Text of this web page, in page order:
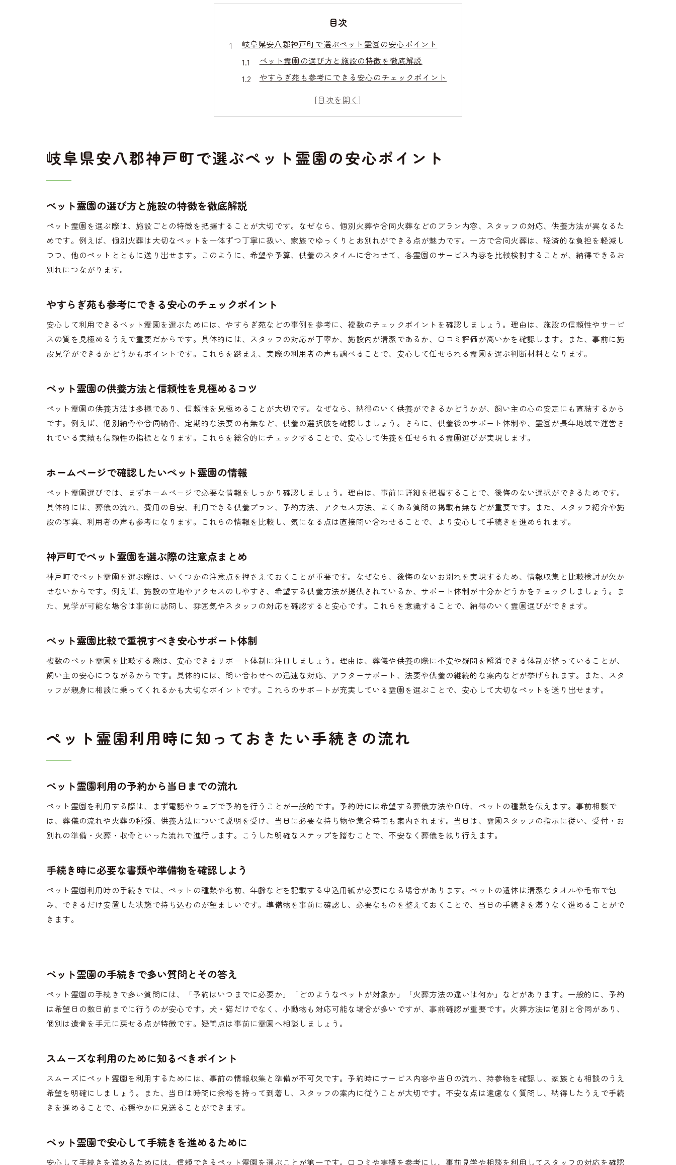
目次
岐阜県安八郡神戸町で選ぶペット霊園の安心ポイント
ペット霊園の選び方と施設の特徴を徹底解説
やすらぎ苑も参考にできる安心のチェックポイント
ペット霊園利用時に知っておきたい手続きの流れ
スムーズな利用のために知るべきポイント
ペット霊園で安心して手続きを進めるために
葬儀を検討するなら押さえたい費用と注意点
ペット霊園で納得できる見積もりを得る方法
費用に含まれるサービス内容の確認が重要
ペット霊園選びで後悔しないための費用比較法
思い出を大切にするペット霊園での供養方法とは
心に残るペット霊園での思い出の作り方
ペット霊園で供養を大切にするための工夫
大切な思い出を守るペット霊園の供養ポイント
葬儀当日に慌てないための事前チェックリスト
家族で話し合うペット霊園の利用ポイント
葬儀前に確認したいペット霊園の手続き内容
火葬や納骨に関する素朴な疑問を解決
ペット霊園での火葬方法と納骨の選択肢
火葬時に気をつけたいペット霊園のマナー
納骨やお骨の取り扱いに関する基礎知識
信頼できるペット霊園の選び方と比較ポイント
ペット霊園の比較で重視すべき選択基準とは
口コミや評判の見極め方を解説
見学や相談で確認すべきペット霊園の特徴
心に残る葬儀を叶えるためのポイント解説
ペット霊園のサポートを活用する利点とは
家族で考える納得できるお別れの手順と配慮
岐阜県安八郡神戸町で選ぶペット霊園の安心ポイント
ペット霊園の選び方と施設の特徴を徹底解説
ペット霊園を選ぶ際は、施設ごとの特徴を把握することが大切です。なぜなら、個別火葬や合同火葬などのプラン内容、スタッフの対応、供養方法が異なるた
めです。例えば、個別火葬は大切なペットを一体ずつ丁寧に扱い、家族でゆっくりとお別れができる点が魅力です。一方で合同火葬は、経済的な負担を軽減し
つつ、他のペットとともに送り出せます。このように、希望や予算、供養のスタイルに合わせて、各霊園のサービス内容を比較検討することが、納得できるお
別れにつながります。
やすらぎ苑も参考にできる安心のチェックポイント
安心して利用できるペット霊園を選ぶためには、やすらぎ苑などの事例を参考に、複数のチェックポイントを確認しましょう。理由は、施設の信頼性やサービ
スの質を見極めるうえで重要だからです。具体的には、スタッフの対応が丁寧か、施設内が清潔であるか、口コミ評価が高いかを確認します。また、事前に施
設見学ができるかどうかもポイントです。これらを踏まえ、実際の利用者の声も調べることで、安心して任せられる霊園を選ぶ判断材料となります。
ペット霊園の供養方法と信頼性を見極めるコツ
ペット霊園の供養方法は多様であり、信頼性を見極めることが大切です。なぜなら、納得のいく供養ができるかどうかが、飼い主の心の安定にも直結するから
です。例えば、個別納骨や合同納骨、定期的な法要の有無など、供養の選択肢を確認しましょう。さらに、供養後のサポート体制や、霊園が長年地域で運営さ
れている実績も信頼性の指標となります。これらを総合的にチェックすることで、安心して供養を任せられる霊園選びが実現します。
ホームページで確認したいペット霊園の情報
ペット霊園選びでは、まずホームページで必要な情報をしっかり確認しましょう。理由は、事前に詳細を把握することで、後悔のない選択ができるためです。
具体的には、葬儀の流れ、費用の目安、利用できる供養プラン、予約方法、アクセス方法、よくある質問の掲載有無などが重要です。また、スタッフ紹介や施
設の写真、利用者の声も参考になります。これらの情報を比較し、気になる点は直接問い合わせることで、より安心して手続きを進められます。
神戸町でペット霊園を選ぶ際の注意点まとめ
神戸町でペット霊園を選ぶ際は、いくつかの注意点を押さえておくことが重要です。なぜなら、後悔のないお別れを実現するため、情報収集と比較検討が欠か
せないからです。例えば、施設の立地やアクセスのしやすさ、希望する供養方法が提供されているか、サポート体制が十分かどうかをチェックしましょう。ま
た、見学が可能な場合は事前に訪問し、雰囲気やスタッフの対応を確認すると安心です。これらを意識することで、納得のいく霊園選びができます。
ペット霊園比較で重視すべき安心サポート体制
複数のペット霊園を比較する際は、安心できるサポート体制に注目しましょう。理由は、葬儀や供養の際に不安や疑問を解消できる体制が整っていることが、
飼い主の安心につながるからです。具体的には、問い合わせへの迅速な対応、アフターサポート、法要や供養の継続的な案内などが挙げられます。また、スタ
ッフが親身に相談に乗ってくれるかも大切なポイントです。これらのサポートが充実している霊園を選ぶことで、安心して大切なペットを送り出せます。
ペット霊園利用時に知っておきたい手続きの流れ
ペット霊園利用の予約から当日までの流れ
ペット霊園を利用する際は、まず電話やウェブで予約を行うことが一般的です。予約時には希望する葬儀方法や日時、ペットの種類を伝えます。事前相談で
は、葬儀の流れや火葬の種類、供養方法について説明を受け、当日に必要な持ち物や集合時間も案内されます。当日は、霊園スタッフの指示に従い、受付・お
別れの準備・火葬・収骨といった流れで進行します。こうした明確なステップを踏むことで、不安なく葬儀を執り行えます。
手続き時に必要な書類や準備物を確認しよう
ペット霊園利用時の手続きでは、ペットの種類や名前、年齢などを記載する申込用紙が必要になる場合があります。ペットの遺体は清潔なタオルや毛布で包
み、できるだけ安置した状態で持ち込むのが望ましいです。準備物を事前に確認し、必要なものを整えておくことで、当日の手続きを滞りなく進めることがで
きます。
ペット霊園の手続きで多い質問とその答え
ペット霊園の手続きで多い質問には、「予約はいつまでに必要か」「どのようなペットが対象か」「火葬方法の違いは何か」などがあります。一般的に、予約
は希望日の数日前までに行うのが安心です。犬・猫だけでなく、小動物も対応可能な場合が多いですが、事前確認が重要です。火葬方法は個別と合同があり、
個別は遺骨を手元に戻せる点が特徴です。疑問点は事前に霊園へ相談しましょう。
スムーズな利用のために知るべきポイント
スムーズにペット霊園を利用するためには、事前の情報収集と準備が不可欠です。予約時にサービス内容や当日の流れ、持参物を確認し、家族とも相談のうえ
希望を明確にしましょう。また、当日は時間に余裕を持って到着し、スタッフの案内に従うことが大切です。不安な点は遠慮なく質問し、納得したうえで手続
きを進めることで、心穏やかに見送ることができます。
ペット霊園で安心して手続きを進めるために
安心して手続きを進めるためには、信頼できるペット霊園を選ぶことが第一です。口コミや実績を参考にし、事前見学や相談を利用してスタッフの対応を確認